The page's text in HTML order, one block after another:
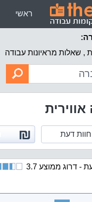
ראשי
, שאלות מראיונות עבודה
חוות דעת